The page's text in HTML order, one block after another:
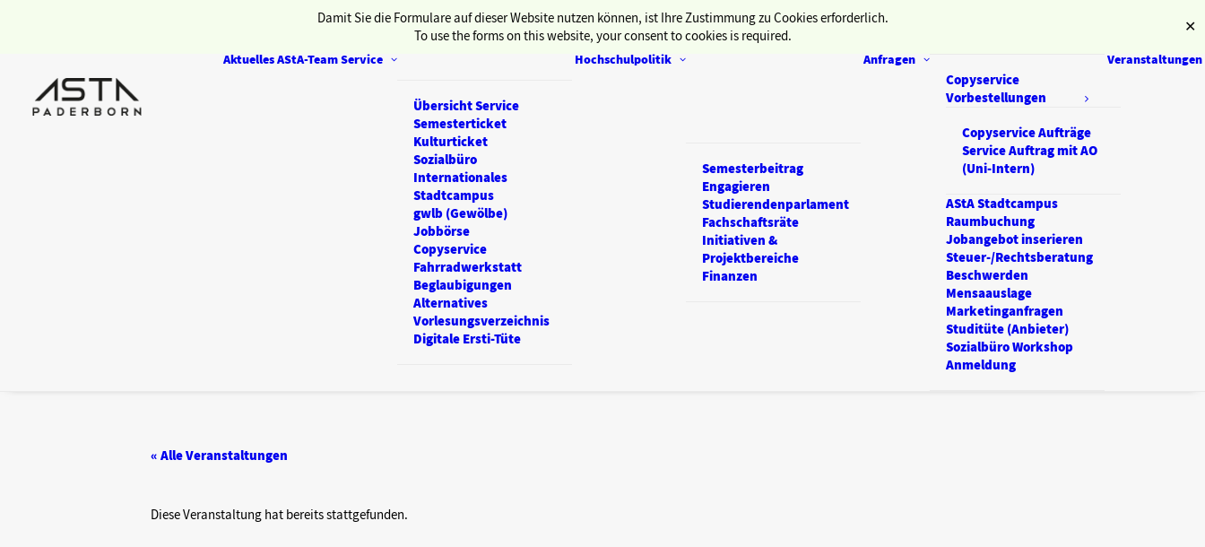
Damit Sie die Formulare auf dieser Website nutzen können, ist Ihre Zustimmung zu Cookies erforderlich.
To use the forms on this website, your consent to cookies is required.
✕
AktuellesAStA-TeamService
Übersicht Service
Semesterticket
Kulturticket
Sozialbüro
Internationales
Stadtcampus
gwlb (Gewölbe)
Jobbörse
Copyservice
Fahrradwerkstatt
Beglaubigungen
Alternatives
Vorlesungsverzeichnis
Digitale Ersti-Tüte
Hochschulpolitik
Semesterbeitrag
Engagieren
Studierendenparlament
Fachschaftsräte
Initiativen &
Projektbereiche
Finanzen
Anfragen
Copyservice
Vorbestellungen
Copyservice Aufträge
Service Auftrag mit AO
(Uni-Intern)
AStA Stadtcampus
Raumbuchung
Jobangebot inserieren
Steuer-/Rechtsberatung
Beschwerden
Mensaauslage
Marketinganfragen
Studitüte (Anbieter)
Sozialbüro Workshop
Anmeldung
Veranstaltungen
« Alle Veranstaltungen
Diese Veranstaltung hat bereits stattgefunden.